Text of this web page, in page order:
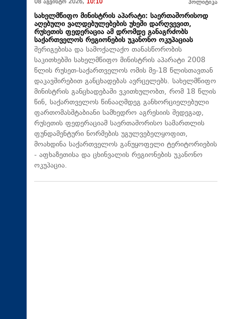
08 აგვისტო 2026, 10:10 პოლიტიკა
სახელმწიფო მინისტრის აპარატი: საერთაშორისოდ
აღებული ვალდებულებების უხეში დარღვევით,
რუსეთის ფედერაცია ამ დრომდე განაგრძობს
საქართველოს რეგიონების უკანონო ოკუპაციას
შერიგებისა და სამოქალაქო თანასწორობის
საკითხებში სახელმწიფო მინისტრის აპარატი 2008
წლის რუსეთ-საქართველოს ომის მე-18 წლისთავთან
დაკავშირებით განცხადებას ავრცელებს. სახელმწიფო
მინისტრის განცხადებაში ვკითხულობთ, რომ 18 წლის
წინ, საქართველოს წინააღმდეგ განხორციელებული
ფართომასშტაბიანი სამხედრო აგრესიის შედეგად,
რუსეთის ფედერაციამ საერთაშორისო სამართლის
ფუნდამენტური ნორმების უგულვებელყოფით,
მოახდინა საქართველოს განუყოფელი ტერიტორიების
- აფხაზეთისა და ცხინვალის რეგიონების უკანონო
ოკუპაცია.